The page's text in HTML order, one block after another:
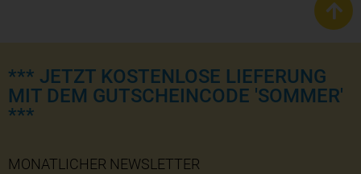
*** JETZT KOSTENLOSE LIEFERUNG
MIT DEM GUTSCHEINCODE 'SOMMER'
***
MONATLICHER NEWSLETTER